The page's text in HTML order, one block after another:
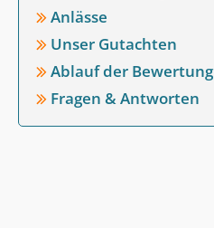
Anlässe
Unser Gutachten
Ablauf der Bewertung
Fragen & Antworten